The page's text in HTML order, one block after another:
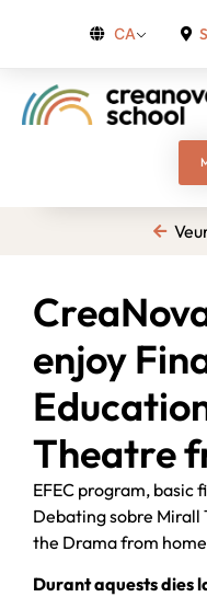
CA
enjoy
Theatre
EFEC program, basic
Debating sobre Mirall
the Drama from
Durant aquests dies